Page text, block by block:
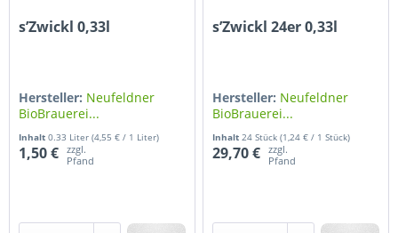
s’Zwickl 0,33l
Hersteller: Neufeldner
BioBrauerei...
Inhalt0.33 Liter(4,55 € / 1 Liter)
1,50 €
zzgl.
Pfand
s’Zwickl 24er 0,33l
Hersteller: Neufeldner
BioBrauerei...
Inhalt24 Stück(1,24 € / 1 Stück)
29,70 €
zzgl.
Pfand